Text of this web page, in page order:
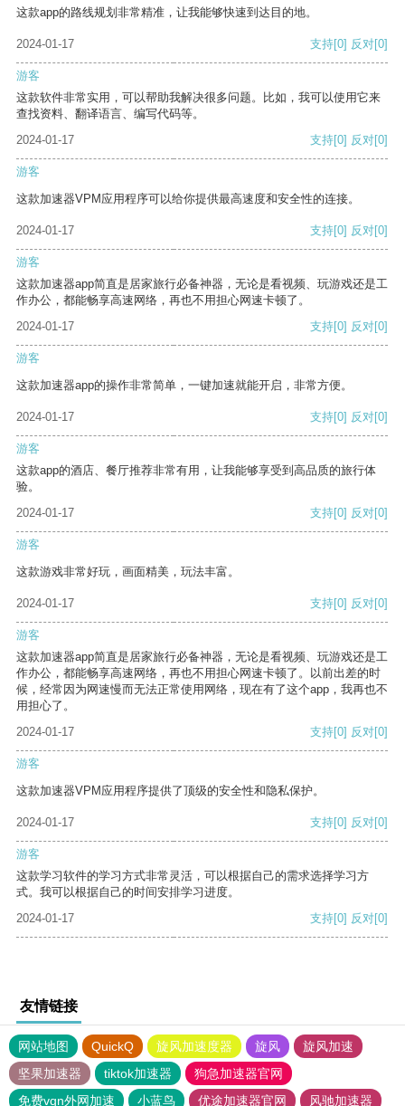
这款app的路线规划非常精准，让我能够快速到达目的地。
2024-01-17 支持[0] 反对[0]
游客
这款软件非常实用，可以帮助我解决很多问题。比如，我可以使用它来
查找资料、翻译语言、编写代码等。
2024-01-17
支持[0] 反对[0]
游客
这款加速器VPM应用程序可以给你提供最高速度和安全性的连接。
2024-01-17 支持[0] 反对[0]
游客
这款加速器app简直是居家旅行必备神器，无论是看视频、玩游戏还是工
作办公，都能畅享高速网络，再也不用担心网速卡顿了。
2024-01-17
支持[0] 反对[0]
游客
这款加速器app的操作非常简单，一键加速就能开启，非常方便。
2024-01-17 支持[0] 反对[0]
游客
这款app的酒店、餐厅推荐非常有用，让我能够享受到高品质的旅行体
验。
2024-01-17
支持[0] 反对[0]
游客
这款游戏非常好玩，画面精美，玩法丰富。
2024-01-17 支持[0] 反对[0]
游客
这款加速器app简直是居家旅行必备神器，无论是看视频、玩游戏还是工
作办公，都能畅享高速网络，再也不用担心网速卡顿了。以前出差的时
候，经常因为网速慢而无法正常使用网络，现在有了这个app，我再也不
用担心了。
2024-01-17
支持[0] 反对[0]
游客
这款加速器VPM应用程序提供了顶级的安全性和隐私保护。
2024-01-17 支持[0] 反对[0]
游客
这款学习软件的学习方式非常灵活，可以根据自己的需求选择学习方
式。我可以根据自己的时间安排学习进度。
2024-01-17
支持[0] 反对[0]
友情链接
网站地图 QuickQ 旋风加速度器 旋风
旋风加速
坚果加速器
tiktok加速器
狗急加速器官网
免费vqn外网加速
小蓝鸟 优途加速器官网 风驰加速器